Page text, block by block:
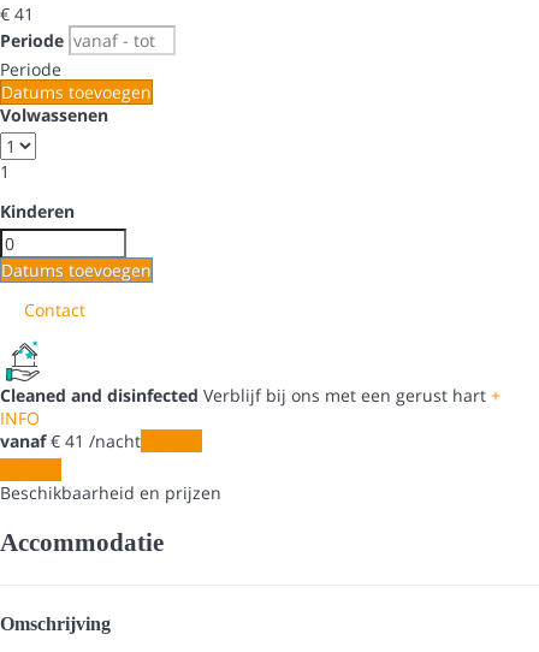
€ 41
Periode
Periode
Datums toevoegen
Volwassenen
1
Kinderen
Datums toevoegen
Contact
Cleaned and disinfected Verblijf bij ons met een gerust hart +
INFO
vanaf€ 41 /nacht
Beschikbaarheid en prijzen
Accommodatie
Omschrijving